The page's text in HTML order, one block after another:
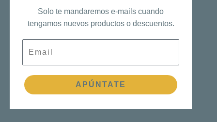
Solo te mandaremos e-mails cuando
tengamos nuevos productos o descuentos.
Email
APÚNTATE